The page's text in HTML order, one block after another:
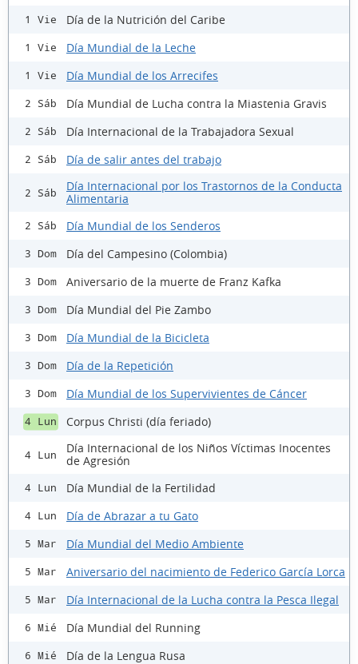
1 Vie Día de la Nutrición del Caribe
1 Vie Día Mundial de la Leche
1 Vie Día Mundial de los Arrecifes
2 Sáb Día Mundial de Lucha contra la Miastenia Gravis
2 Sáb Día Internacional de la Trabajadora Sexual
2 Sáb Día de salir antes del trabajo
2 Sáb
Día Internacional por los Trastornos de la Conducta
Alimentaria
2 Sáb Día Mundial de los Senderos
3 Dom Día del Campesino (Colombia)
3 Dom Aniversario de la muerte de Franz Kafka
3 Dom Día Mundial del Pie Zambo
3 Dom Día Mundial de la Bicicleta
3 Dom Día de la Repetición
3 Dom Día Mundial de los Supervivientes de Cáncer
4 Lun Corpus Christi (día feriado)
4 Lun
Día Internacional de los Niños Víctimas Inocentes
de Agresión
4 Lun Día Mundial de la Fertilidad
4 Lun Día de Abrazar a tu Gato
5 Mar Día Mundial del Medio Ambiente
5 Mar Aniversario del nacimiento de Federico García Lorca
5 Mar Día Internacional de la Lucha contra la Pesca Ilegal
6 Mié Día Mundial del Running
6 Mié Día de la Lengua Rusa